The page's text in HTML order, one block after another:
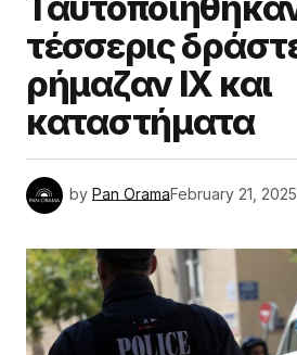
τέσσερις
ρήμαζαν ΙΧ και
καταστήματα
by Pan OramaFebruary 21, 2025